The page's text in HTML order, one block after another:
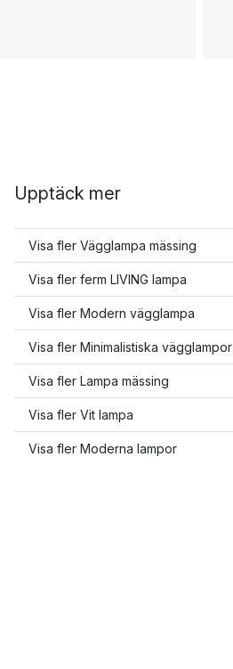
Upptäck mer
Visa fler Vägglampa mässing
Visa fler ferm LIVING lampa
Visa fler Modern vägglampa
Visa fler Minimalistiska vägglampor
Visa fler Lampa mässing
Visa fler Vit lampa
Visa fler Moderna lampor